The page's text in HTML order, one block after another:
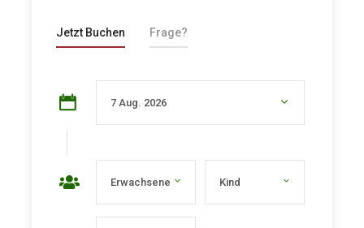
Jetzt Buchen Frage?